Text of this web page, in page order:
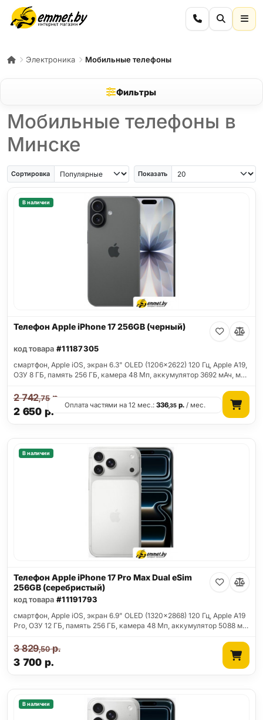
Электроника Мобильные телефоны
Фильтры
Мобильные телефоны в
Минске
iPhone AiriPhone SESamsung Galaxy A56Samsung Galaxy A57 iPhone 17
Сортировка Показать
В наличии
Телефон Apple iPhone 17 256GB (черный)
код товара #11187305
смартфон, Apple iOS, экран 6.3" OLED (1206x2622) 120 Гц, Apple A19,
ОЗУ 8 ГБ, память 256 ГБ, камера 48 Мп, аккумулятор 3692 мАч, м…
2 650 р.
2 742,75р.
Оплата частями на 12 мес.:336,35 р. / мес.
В наличии
Телефон Apple iPhone 17 Pro Max Dual eSim
256GB (серебристый)
код товара #11191793
смартфон, Apple iOS, экран 6.9" OLED (1320x2868) 120 Гц, Apple A19
Pro, ОЗУ 12 ГБ, память 256 ГБ, камера 48 Мп, аккумулятор 5088 м…
3 700 р.
3 829,50р.
В наличии